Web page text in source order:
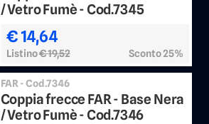
/ Vetro Fumè - Cod.7345
€ 14,64
Listino€ 19,52 Sconto 25%
FAR - Cod.7346
Coppia frecce FAR - Base Nera
/ Vetro Fumè - Cod.7346